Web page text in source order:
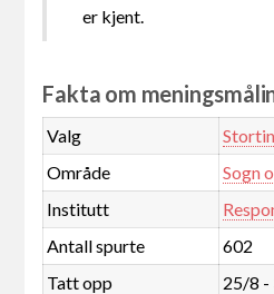
er kjent.
Fakta om
Valg
Område
Sogn
Institutt
Antall spurte
602
Tatt opp
25/8 -